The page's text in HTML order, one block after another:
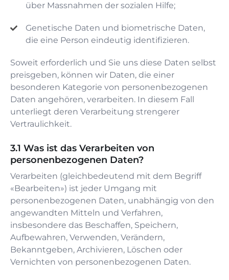
über Massnahmen der sozialen Hilfe;
Genetische Daten und biometrische Daten,
die eine Person eindeutig identifizieren.
Soweit erforderlich und Sie uns diese Daten selbst
preisgeben, können wir Daten, die einer
besonderen Kategorie von personenbezogenen
Daten angehören, verarbeiten. In diesem Fall
unterliegt deren Verarbeitung strengerer
Vertraulichkeit.
Was ist das Verarbeiten von
personenbezogenen Daten?
Verarbeiten (gleichbedeutend mit dem Begriff
«Bearbeiten») ist jeder Umgang mit
personenbezogenen Daten, unabhängig von den
angewandten Mitteln und Verfahren,
insbesondere das Beschaffen, Speichern,
Aufbewahren, Verwenden, Verändern,
Bekanntgeben, Archivieren, Löschen oder
Vernichten von personenbezogenen Daten.